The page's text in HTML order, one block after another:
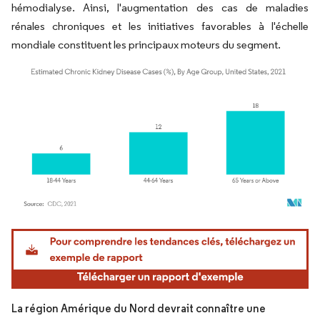
hémodialyse. Ainsi, l'augmentation des cas de maladies
rénales chroniques et les initiatives favorables à l'échelle
mondiale constituent les principaux moteurs du segment.
Image © Mordor Intelligence. La réutilisation nécessite une attribution sous CC BY
La région Amérique du Nord devrait connaître une